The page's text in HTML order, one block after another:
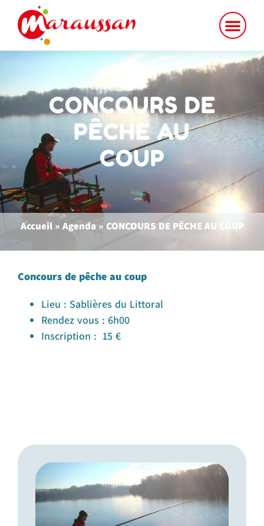
CONCOURS DE
PÊCHE AU
COUP
Accueil» Agenda»CONCOURS DE PÊCHE AU COUP
Concours de pêche au coup
Lieu : Sablières du Littoral
Rendez vous : 6h00
Inscription : 15 €